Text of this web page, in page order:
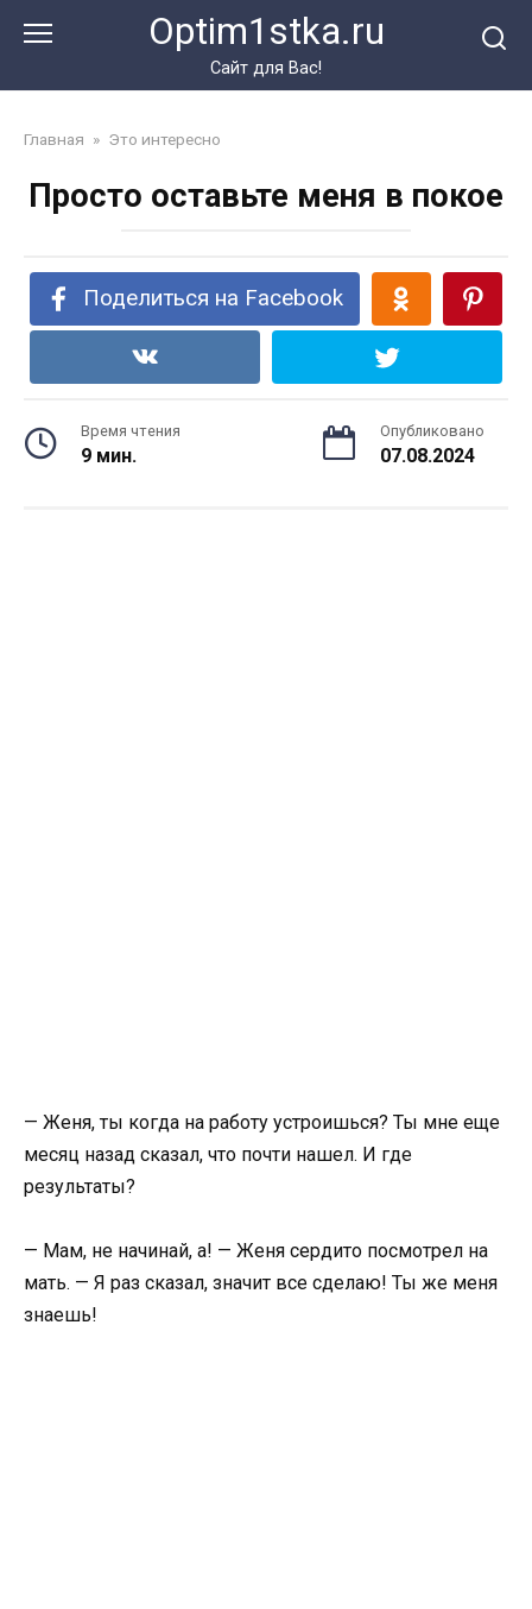
Optim1stka.ru
Сайт для Вас!
Главная » Это интересно
Просто оставьте меня в покое
Поделиться на Facebook
Время чтения
9 мин.
Опубликовано
07.08.2024
— Женя, ты когда на работу устроишься? Ты мне еще
месяц назад сказал, что почти нашел. И где
результаты?
— Мам, не начинай, а! — Женя сердито посмотрел на
мать. — Я раз сказал, значит все сделаю! Ты же меня
знаешь!